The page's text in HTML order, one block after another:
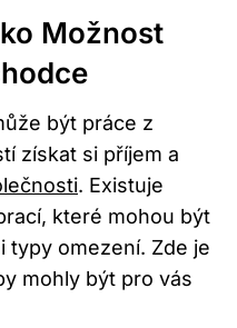
Možnost
být‍ práce z
získat‌ si příjem a
. Existuje
které mohou být‌
​typy omezení. Zde⁢ je
mohly být ⁤pro vás